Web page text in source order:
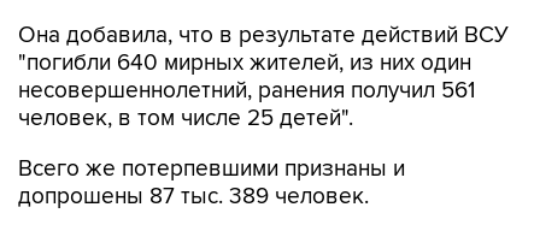
Она добавила, что в результате действий ВСУ
"погибли 640 мирных жителей, из них один
несовершеннолетний, ранения получил 561
человек, в том числе 25 детей".
Всего же потерпевшими признаны и
допрошены 87 тыс. 389 человек.